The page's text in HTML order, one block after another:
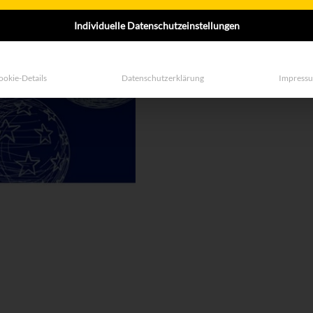
Individuelle Datenschutzeinstellungen
Details Datenschutzerklärung